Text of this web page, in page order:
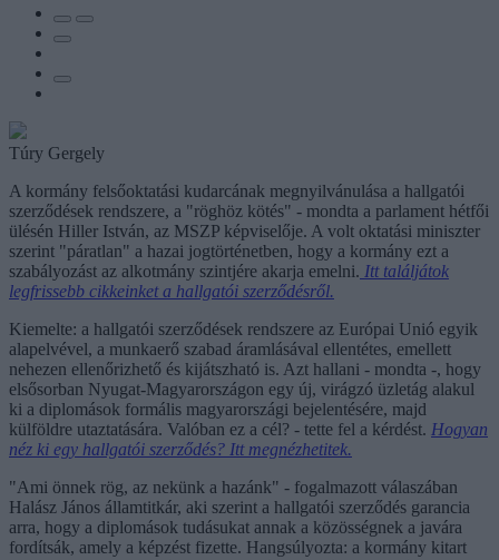
Túry Gergely
A kormány felsőoktatási kudarcának megnyilvánulása a hallgatói
szerződések rendszere, a "röghöz kötés" - mondta a parlament hétfői
ülésén Hiller István, az MSZP képviselője. A volt oktatási miniszter
szerint "páratlan" a hazai jogtörténetben, hogy a kormány ezt a
szabályozást az alkotmány szintjére akarja emelni. Itt találjátok
legfrissebb cikkeinket a hallgatói szerződésről.
Kiemelte: a hallgatói szerződések rendszere az Európai Unió egyik
alapelvével, a munkaerő szabad áramlásával ellentétes, emellett
nehezen ellenőrizhető és kijátszható is. Azt hallani - mondta -, hogy
elsősorban Nyugat-Magyarországon egy új, virágzó üzletág alakul
ki a diplomások formális magyarországi bejelentésére, majd
külföldre utaztatására. Valóban ez a cél? - tette fel a kérdést. Hogyan
néz ki egy hallgatói szerződés? Itt megnézhetitek.
"Ami önnek rög, az nekünk a hazánk" - fogalmazott válaszában
Halász János államtitkár, aki szerint a hallgatói szerződés garancia
arra, hogy a diplomások tudásukat annak a közösségnek a javára
fordítsák, amely a képzést fizette. Hangsúlyozta: a kormány kitart